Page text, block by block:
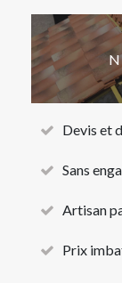
Devis et
Sans
Artisan
Prix